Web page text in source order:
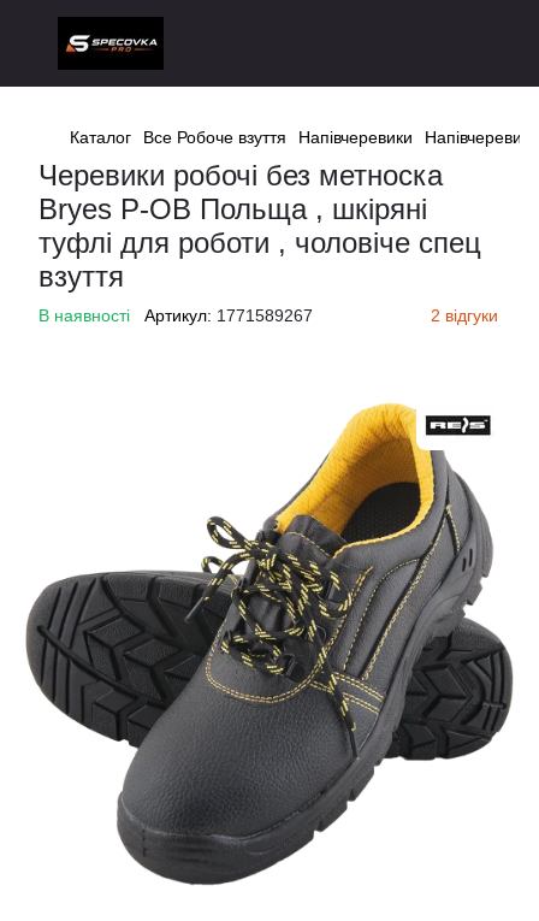
Каталог Все Робоче взуття Напівчеревики
Черевики робочі без метноска
Bryes P-OB Польща , шкіряні
туфлі для роботи , чоловіче спец
взуття
В наявності Артикул: 1771589267 2 відгуки